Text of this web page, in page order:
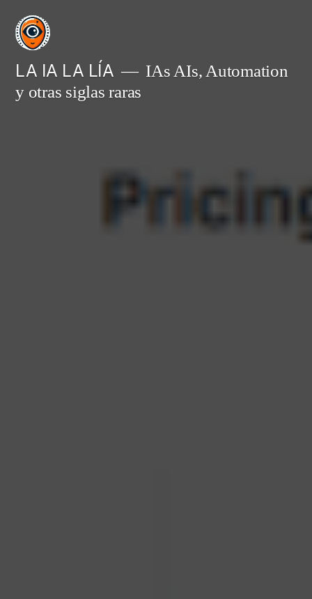
Saltar
contenido
LA IA LA LÍA
IAs AIs, Automation
y otras siglas raras